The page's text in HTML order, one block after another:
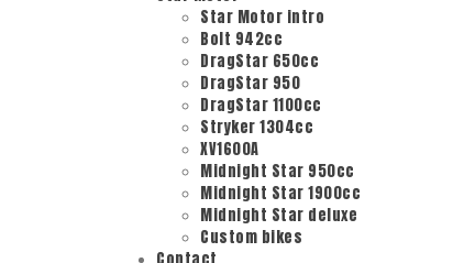
Star Motor intro
Bolt 942cc
DragStar 650cc
DragStar 950
DragStar 1100cc
Stryker 1304cc
XV1600A
Midnight Star 950cc
Midnight Star 1900cc
Midnight Star deluxe
Custom bikes